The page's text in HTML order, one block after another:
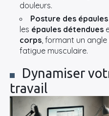
douleurs.
Posture des
les épaules détendues
corps, formant un
fatigue musculaire.
Dynamiser
travail